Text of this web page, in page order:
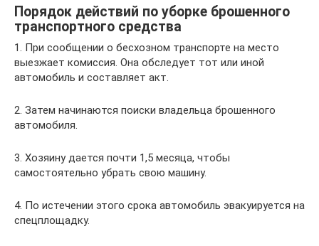
Порядок действий по уборке брошенного
транспортного средства
1. При сообщении о бесхозном транспорте на место
выезжает комиссия. Она обследует тот или иной
автомобиль и составляет акт.
2. Затем начинаются поиски владельца брошенного
автомобиля.
3. Хозяину дается почти 1,5 месяца, чтобы
самостоятельно убрать свою машину.
4. По истечении этого срока автомобиль эвакуируется на
спецплощадку.